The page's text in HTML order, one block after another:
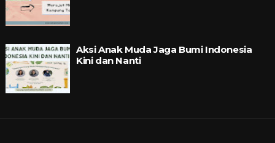
Aksi Anak Muda Jaga Bumi Indonesia
Kini dan Nanti